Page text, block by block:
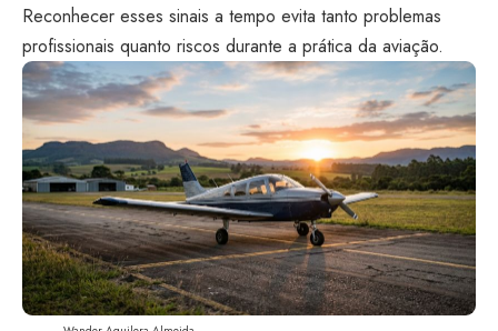
Reconhecer esses sinais a tempo evita tanto problemas
profissionais quanto riscos durante a prática da aviação.